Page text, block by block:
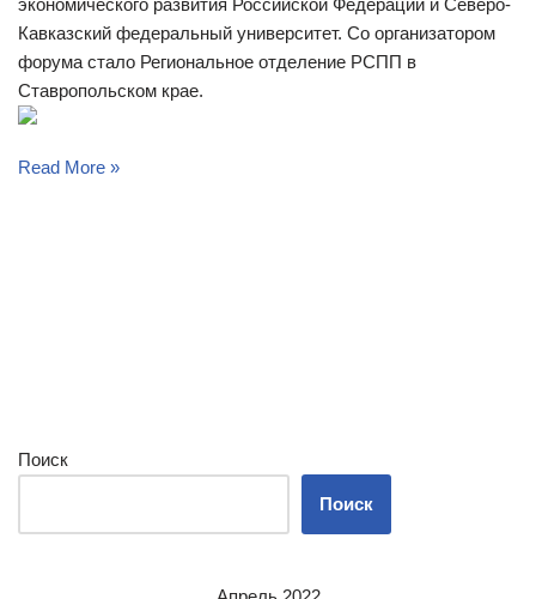
экономического развития Российской Федерации и Северо-
Кавказский федеральный университет. Со организатором
форума стало Региональное отделение РСПП в
Ставропольском крае.
Read More »
Поиск
Поиск